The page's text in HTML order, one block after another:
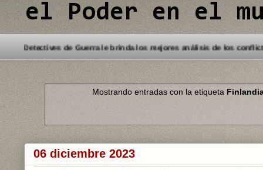
el Poder en el
Bienvenido a este Blog. Detectives de Guerra le brinda
Mostrando entradas con la etiqueta
06 diciembre 2023